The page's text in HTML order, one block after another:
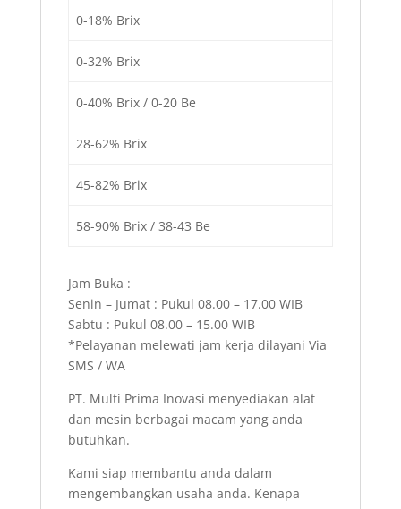
0-18% Brix
0-32% Brix
0-40% Brix / 0-20 Be
28-62% Brix
45-82% Brix
58-90% Brix / 38-43 Be
Jam Buka :
Senin – Jumat : Pukul 08.00 – 17.00 WIB
Sabtu : Pukul 08.00 – 15.00 WIB
*Pelayanan melewati jam kerja dilayani Via
SMS / WA
PT. Multi Prima Inovasi menyediakan alat
dan mesin berbagai macam yang anda
butuhkan.
Kami siap membantu anda dalam
mengembangkan usaha anda. Kenapa